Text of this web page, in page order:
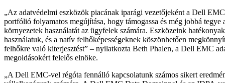
„Az adatvédelmi eszközök piacának iparági vezetőjeként a Dell
portfólió folyamatos megújítása, hogy támogassa és még jobbá tegye
környezetek használatát az ügyfelek számára. Eszközeink
használatuk, és a natív felhőképességeknek köszönhetően
felhőkre való kiterjesztést” – nyilatkozta Beth Phalen, a Dell EMC
megoldásokért felelős elnöke.
„A Dell EMC-vel régóta fennálló kapcsolatunk számos sikert